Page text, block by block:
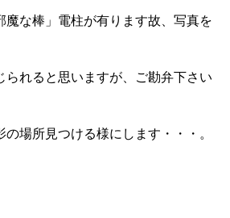
魔な棒」電柱が有ります故、写真を
られると思いますが、ご勘弁下さい
場所見つける様にします・・・。